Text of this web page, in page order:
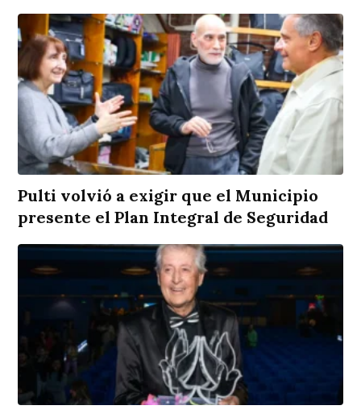
Pulti volvió a exigir que el Municipio
presente el Plan Integral de Seguridad